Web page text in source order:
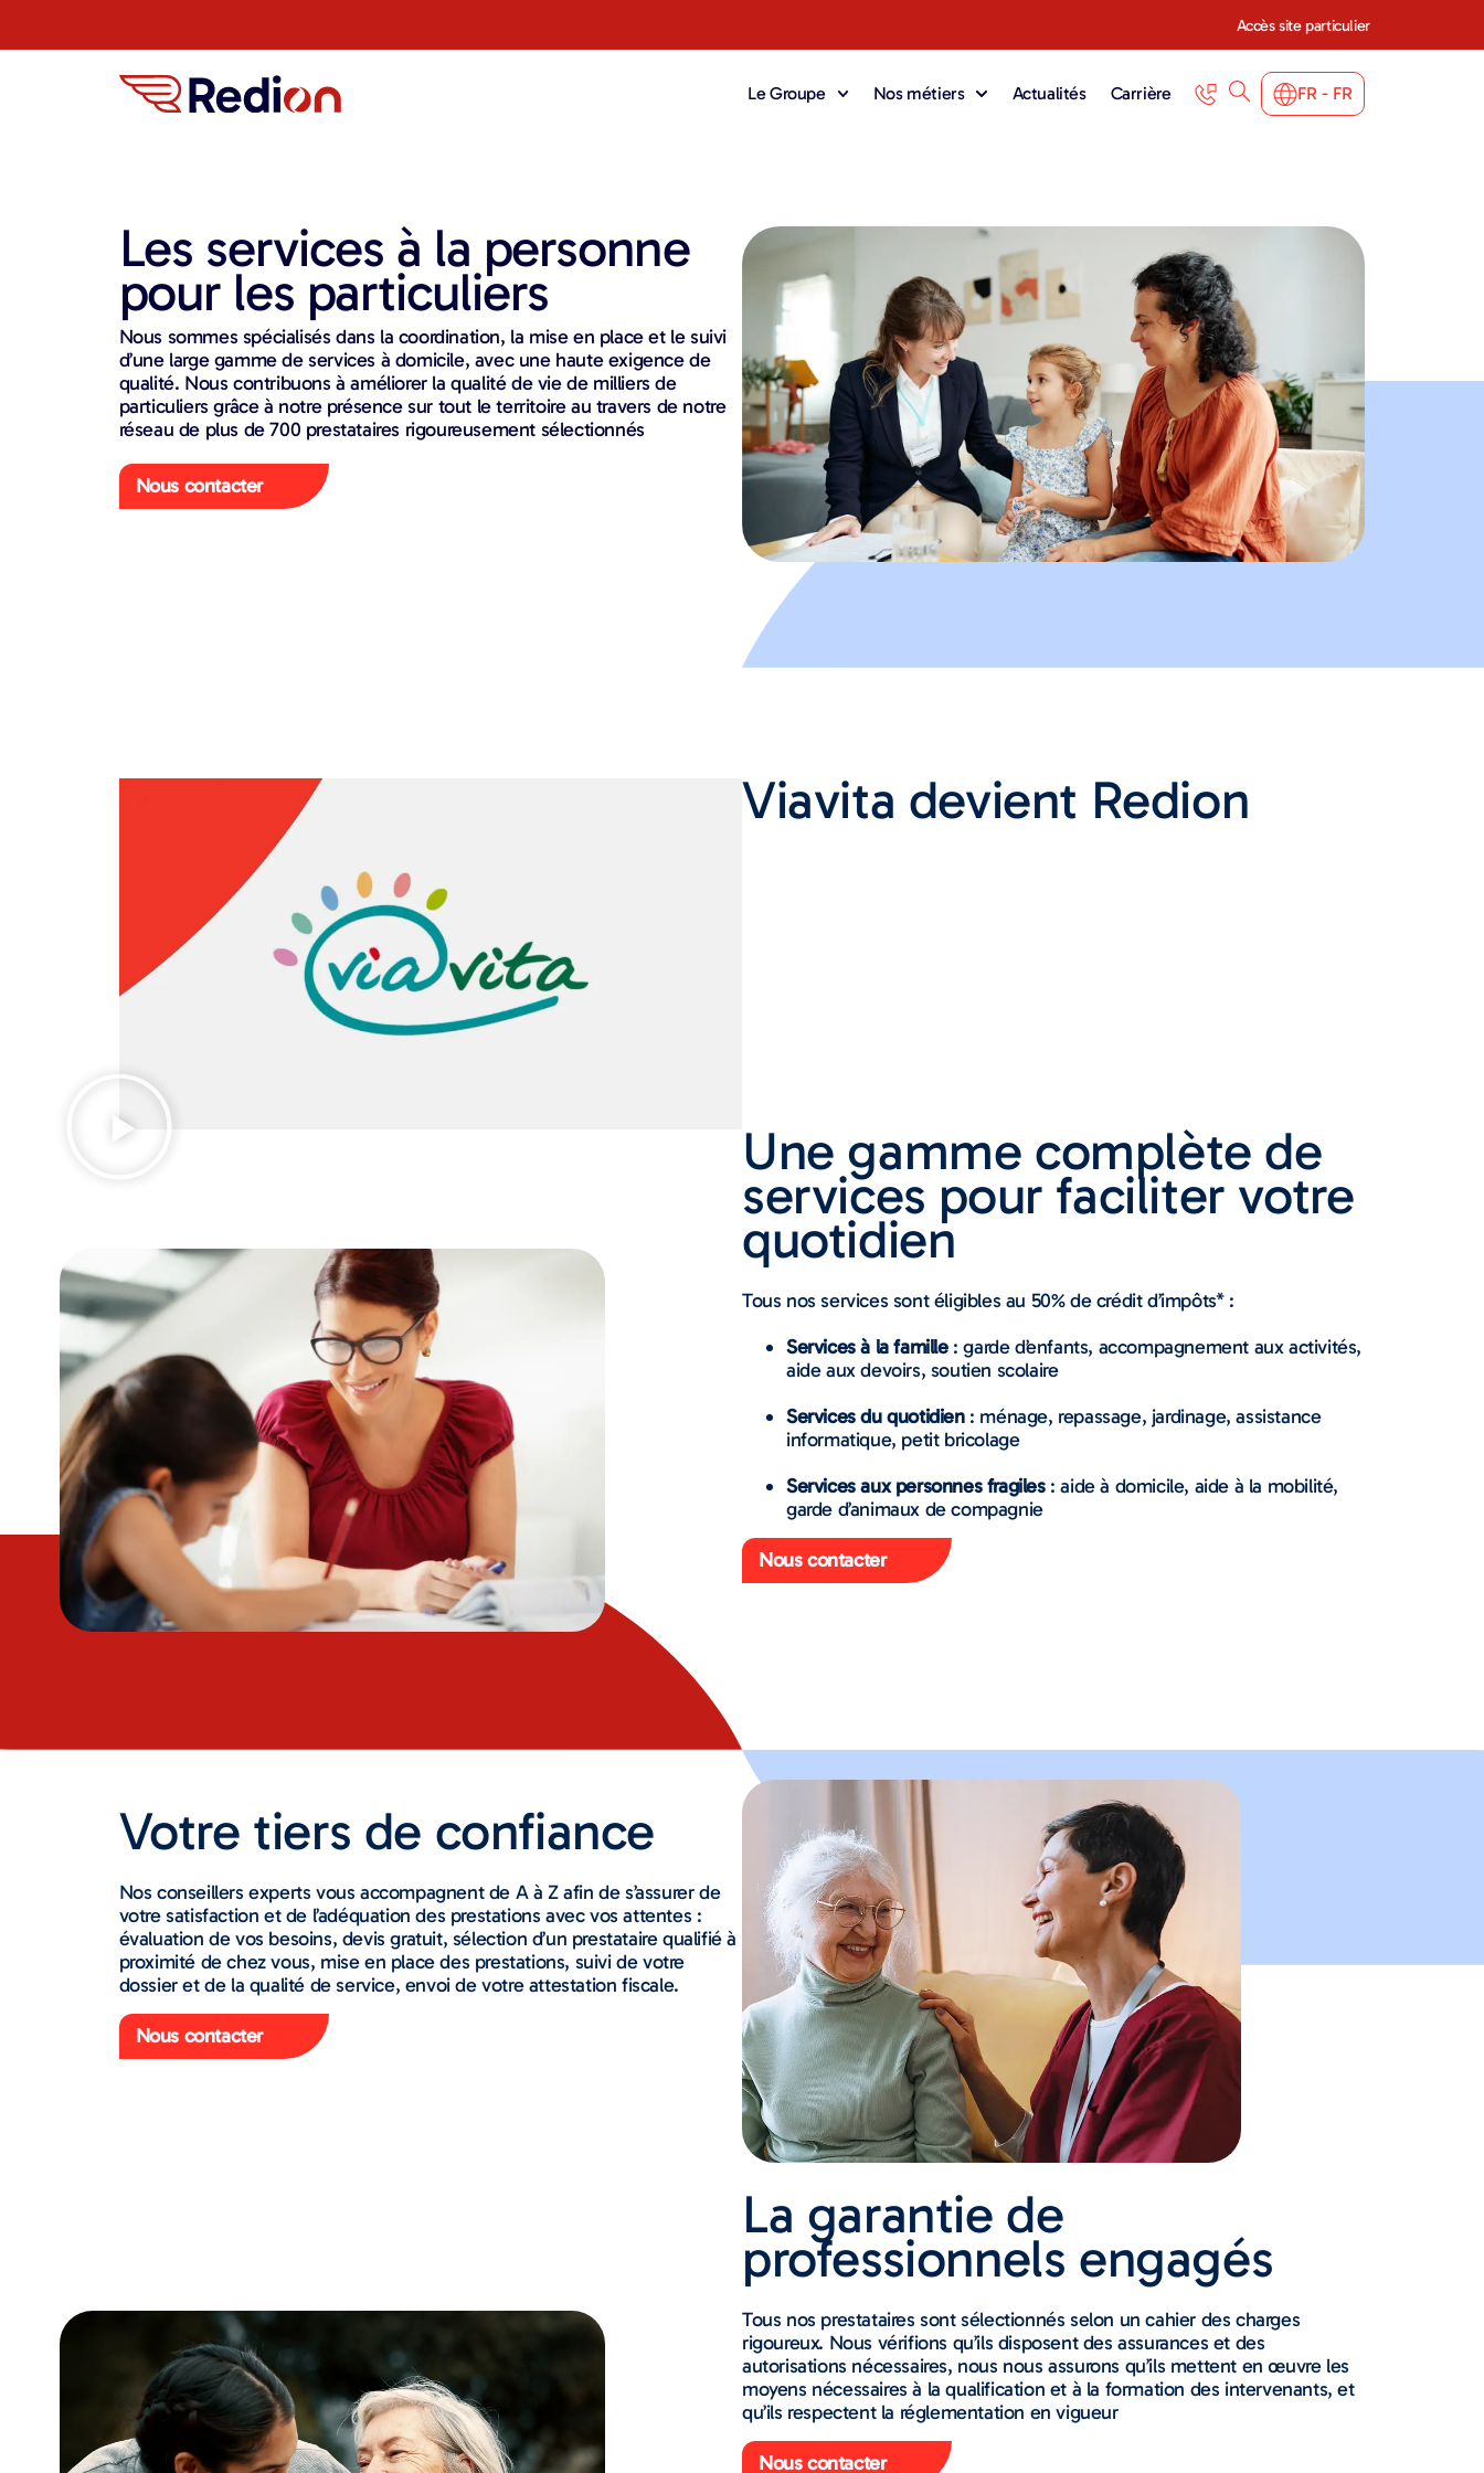
Accès site particulier
Le Groupe Nos métiers Actualités Carrière FR - FR
Les services à la personne
pour les particuliers
Nous sommes spécialisés dans la coordination, la mise en place et le suivi
d’une large gamme de services à domicile, avec une haute exigence de
qualité. Nous contribuons à améliorer la qualité de vie de milliers de
particuliers grâce à notre présence sur tout le territoire au travers de notre
réseau de plus de 700 prestataires rigoureusement sélectionnés
Nous contacter
Viavita devient Redion
Une gamme complète de
services pour faciliter votre
quotidien
Tous nos services sont éligibles au 50% de crédit d’impôts* :
Services à la famille: garde d’enfants, accompagnement aux activités,
aide aux devoirs, soutien scolaire
Services du quotidien: ménage, repassage, jardinage, assistance
informatique, petit bricolage
Services aux personnes fragiles: aide à domicile, aide à la mobilité,
garde d’animaux de compagnie
Nous contacter
Votre tiers de confiance
Nos conseillers experts vous accompagnent de A à Z afin de s’assurer de
votre satisfaction et de l’adéquation des prestations avec vos attentes :
évaluation de vos besoins, devis gratuit, sélection d’un prestataire qualifié à
proximité de chez vous, mise en place des prestations, suivi de votre
dossier et de la qualité de service, envoi de votre attestation fiscale.
Nous contacter
La garantie de
professionnels engagés
Tous nos prestataires sont sélectionnés selon un cahier des charges
rigoureux. Nous vérifions qu’ils disposent des assurances et des
autorisations nécessaires, nous nous assurons qu’ils mettent en œuvre les
moyens nécessaires à la qualification et à la formation des intervenants, et
qu’ils respectent la réglementation en vigueur
Nous contacter